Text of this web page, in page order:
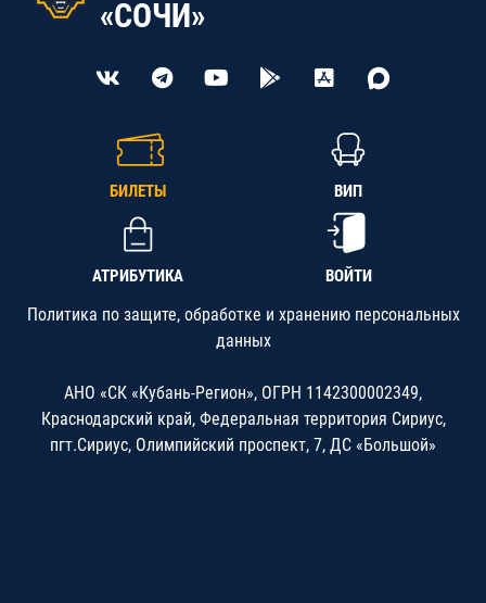
«СОЧИ»
БИЛЕТЫ ВИП
АТРИБУТИКА ВОЙТИ
Политика по защите, обработке и хранению персональных
данных
АНО «СК «Кубань-Регион», ОГРН 1142300002349,
Краснодарский край, Федеральная территория Сириус,
пгт.Сириус, Олимпийский проспект, 7, ДС «Большой»